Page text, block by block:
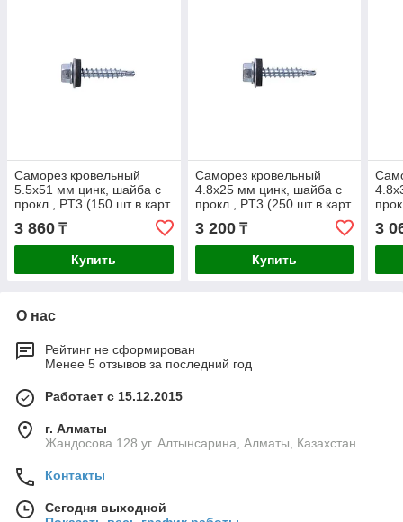
Саморез кровельный
5.5х51 мм цинк, шайба с
прокл., PT3 (150 шт в карт.
уп.) STARFIX
3 860 ₸
Купить
Саморез кровельный
4.8х25 мм цинк, шайба с
прокл., PT3 (250 шт в карт.
уп.) STARFIX
3 200₸
Купить
3
О нас
Рейтинг не сформирован
Менее 5 отзывов за последний год
Работает с 15.12.2015
г. Алматы
Жандосова 128 уг. Алтынсарина, Алматы, Казахстан
Контакты
Сегодня выходной